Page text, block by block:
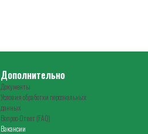
Дополнительно
Документы
Условия обработки персональных
данных
Вопрос-Ответ (FAQ)
Вакансии